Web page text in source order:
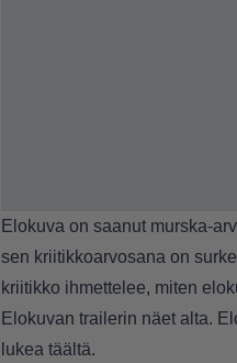
Elokuva on saanut murska-
sen kriitikkoarvosana on
kriitikko ihmettelee, miten
Elokuvan trailerin näet alta.
lukea täältä.